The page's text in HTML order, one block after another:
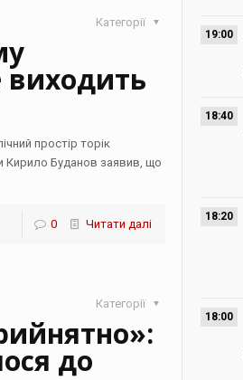
Категорії
виходить
простір торік
Кирило Буданов заявив, що
0 Читати далі
Категорії
до
19:00
18:40
18:20
18:00